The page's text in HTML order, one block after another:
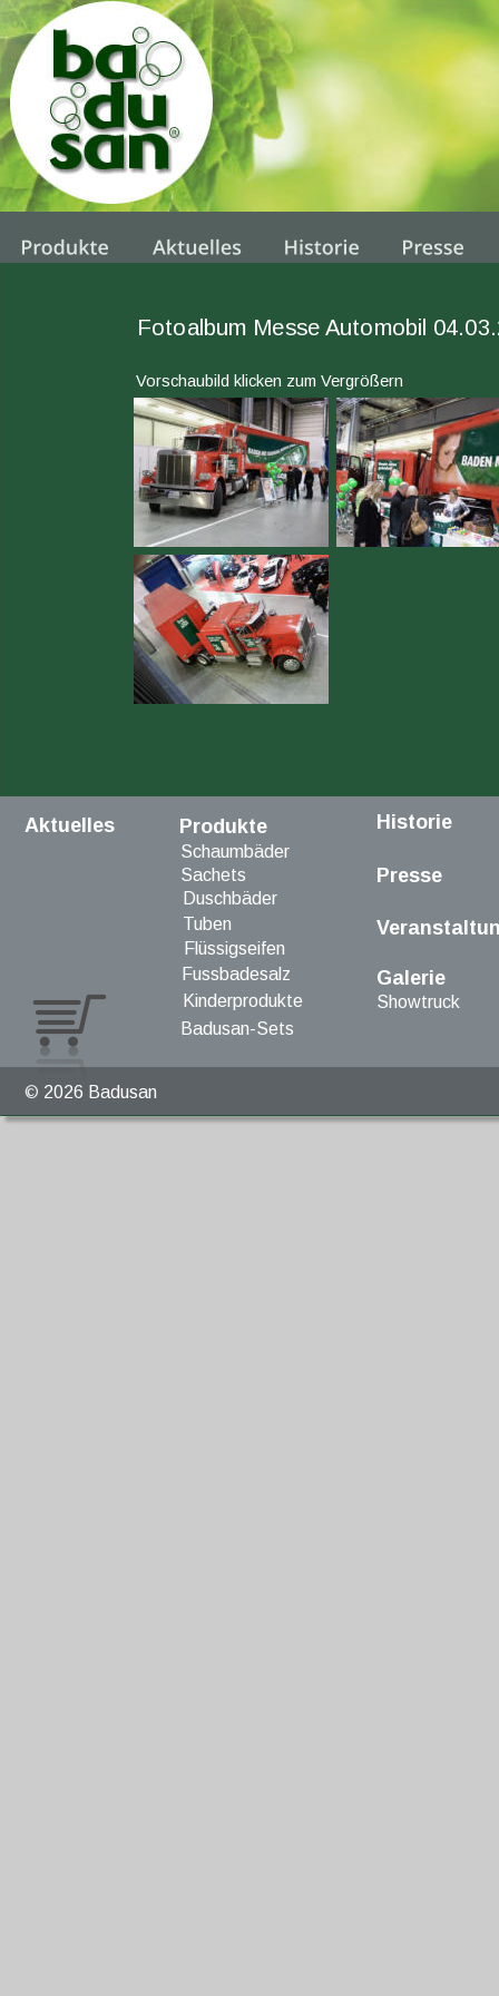
Fotoalbum Messe Automobil
Vorschaubild klicken zum Vergrößern
Aktuelles Produkte Historie
Presse
Galerie
Schaumbäder
Duschbäder
Flüssigseifen
Fussbadesalz
Kinderprodukte
Badusan-Sets
© 2026 Badusan
Showtruck
Sachets
Tuben